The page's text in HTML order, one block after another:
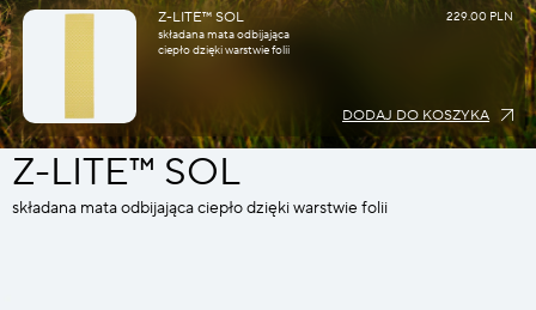
Z-LITE™ SOL
składana mata odbijająca
ciepło dzięki warstwie folii
229.00 PLN
DODAJ DO KOSZYKA
Z-LITE™ SOL
składana mata odbijająca ciepło dzięki warstwie folii